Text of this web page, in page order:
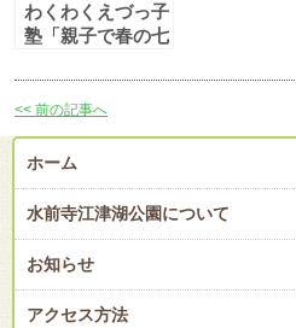
わくわくえづっ子
塾「親子で春の七
う」
<< 前の記事へ
ホーム
水前寺江津湖公園について
お知らせ
アクセス方法